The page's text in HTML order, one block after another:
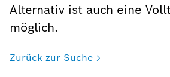
Alternativ ist auch eine
möglich.
Zurück zur Suche